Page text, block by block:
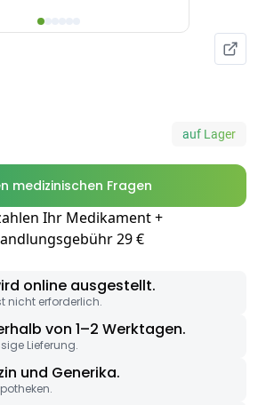
auf Lager
medizinischen Fragen
Ihr Medikament +
29 €
online ausgestellt.
nicht erforderlich.
von 1–2 Werktagen.
Lieferung.
und Generika.